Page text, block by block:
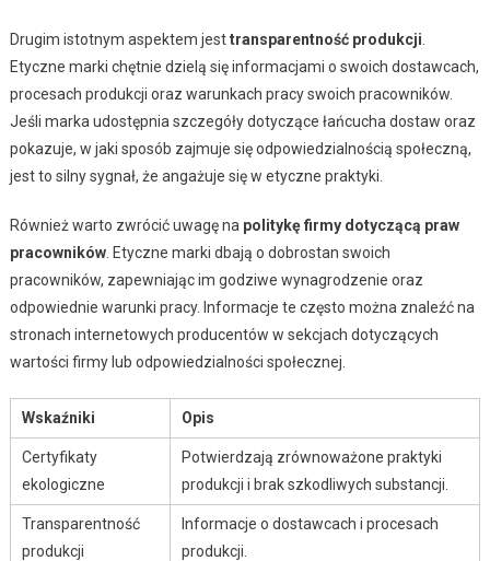
Drugim istotnym aspektem jesttransparentność produkcji
Etyczne marki chętnie dzielą się informacjami o swoich dostawcach,
procesach produkcji oraz warunkach pracy swoich pracowników.
Jeśli marka udostępnia szczegóły dotyczące łańcucha dostaw oraz
pokazuje, w jaki sposób zajmuje się odpowiedzialnością społeczną,
jest to silny sygnał, że angażuje się w etyczne praktyki.
Również warto zwrócić uwagę na politykę firmy dotyczącą praw
pracowników. Etyczne marki dbają o dobrostan swoich
pracowników, zapewniając im godziwe wynagrodzenie oraz
odpowiednie warunki pracy. Informacje te często można znaleźć na
stronach internetowych producentów w sekcjach dotyczących
wartości firmy lub odpowiedzialności społecznej.
Wskaźniki Opis
Certyfikaty
ekologiczne
Potwierdzają zrównoważone praktyki
produkcji i brak szkodliwych substancji.
Transparentność
produkcji
Informacje o dostawcach i procesach
produkcji.